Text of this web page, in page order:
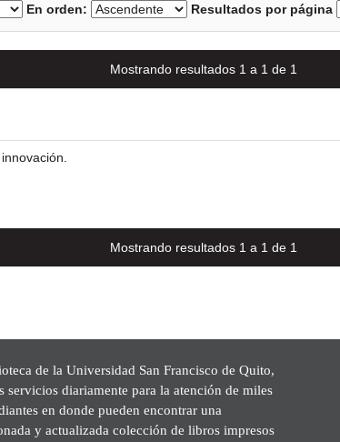
En orden: Resultados por página
Mostrando resultados 1 a 1 de 1
Mostrando resultados 1 a 1 de 1
de la Universidad San Francisco de Quito,
servicios diariamente para la atención de miles
en donde pueden encontrar una
y actualizada colección de libros impresos